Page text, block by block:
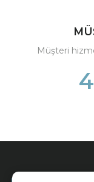
Müşteri